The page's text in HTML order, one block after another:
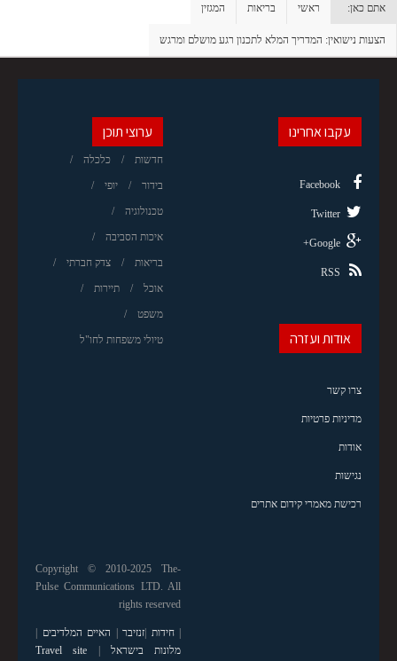
אתם כאן: ראשי בריאות המגזין
הצעות נישואין: המדריך המלא לתכנון רגע מושלם ומרגש
ערוצי תוכן
חדשות כלכלה
בידור יופי
טכנולוגיה
איכות הסביבה
בריאות צדק חברתי
אוכל תיירות
משפט
טיולי משפחות לחו"ל
עקבו אחרינו
Facebook
Twitter
Google+
RSS
אודות ועזרה
צרו קשר
מדיניות פרטיות
אודות
נגישות
רכישת מאמרי קידום אתרים
Copyright © 2010-2025 The-
Pulse Communications LTD. All
rights reserved
|חידות זנזיבר האיים המלדיבים
מלונות בישראל
Travel site